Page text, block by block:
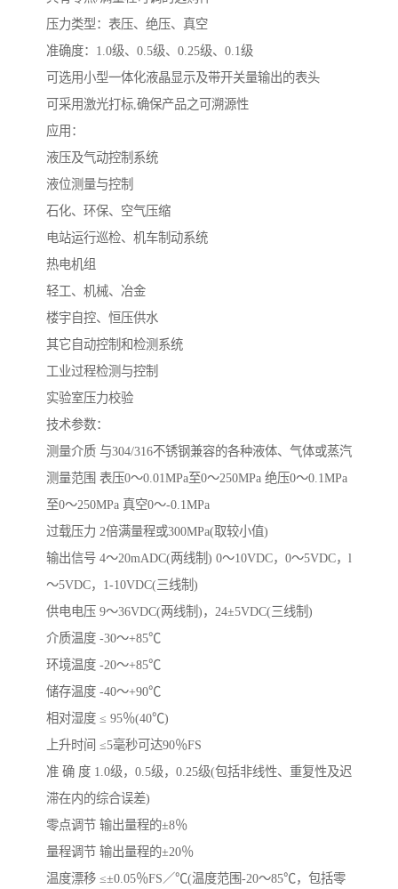
压力类型：表压、绝压、真空
准确度：1.0级、0.5级、0.25级、0.1级
可选用小型一体化液晶显示及带开关量输出的表头
可采用激光打标,确保产品之可溯源性
应用：
液压及气动控制系统
液位测量与控制
石化、环保、空气压缩
电站运行巡检、机车制动系统
热电机组
轻工、机械、冶金
楼宇自控、恒压供水
其它自动控制和检测系统
工业过程检测与控制
实验室压力校验
技术参数：
测量介质 与304/316不锈钢兼容的各种液体、气体或蒸汽
测量范围 表压0～0.01MPa至0～250MPa 绝压0～0.1MPa
至0～250MPa 真空0～-0.1MPa
过载压力 2倍满量程或300MPa(取较小值)
输出信号 4～20mADC(两线制) 0～10VDC，0～5VDC，l
～5VDC，1-10VDC(三线制)
供电电压 9～36VDC(两线制)，24±5VDC(三线制)
介质温度 -30～+85℃
环境温度 -20～+85℃
储存温度 -40～+90℃
相对湿度 ≤ 95％(40℃)
上升时间 ≤5毫秒可达90％FS
准 确 度 1.0级，0.5级，0.25级(包括非线性、重复性及迟
滞在内的综合误差)
零点调节 输出量程的±8％
量程调节 输出量程的±20％
温度漂移 ≤±0.05％FS／℃(温度范围-20～85℃，包括零